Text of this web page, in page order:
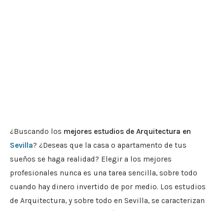
¿Buscando los mejores estudios de Arquitectura en
Sevilla? ¿Deseas que la casa o apartamento de tus
sueños se haga realidad? Elegir a los mejores
profesionales nunca es una tarea sencilla, sobre todo
cuando hay dinero invertido de por medio. Los estudios
de Arquitectura, y sobre todo en Sevilla, se caracterizan